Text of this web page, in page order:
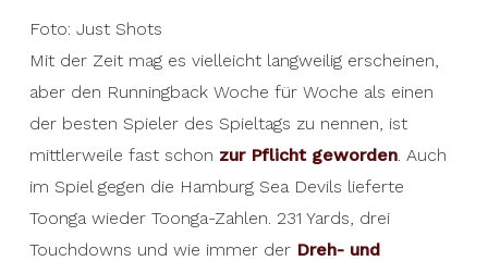
Foto: Just Shots
Mit der Zeit mag es vielleicht langweilig erscheinen,
aber den Runningback Woche für Woche als einen
der besten Spieler des Spieltags zu nennen, ist
mittlerweile fast schon zur Pflicht geworden. Auch
im Spiel gegen die Hamburg Sea Devils lieferte
Toonga wieder Toonga-Zahlen. 231 Yards, drei
Touchdowns und wie immer der Dreh- und